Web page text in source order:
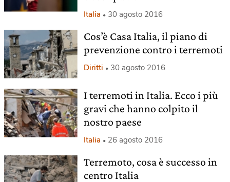
Italia 30 agosto 2016
Cos’è Casa Italia, il piano di
prevenzione contro i terremoti
Diritti 30 agosto 2016
I terremoti in Italia. Ecco i più
gravi che hanno colpito il
nostro paese
Italia 26 agosto 2016
Terremoto, cosa è successo in
centro Italia